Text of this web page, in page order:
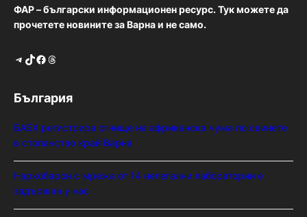
ФАР – български информационен ресурс. Тук можете да
прочетете новините за Варна и не само.
Telegram TikTok Facebook Threads
България
БАБХ регистрира огнище на африканска чума по свинете
в стопанство край Варна
Наркобарон с мрежа от 14 нелегални лаборатории е
задържан у нас